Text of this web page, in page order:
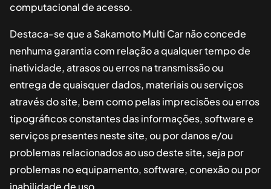
computacional de acesso.
Destaca-se que a Sakamoto Multi Carnão concede
nenhuma garantia com relação a qualquer tempo de
inatividade, atrasos ou erros na transmissão ou
entrega de quaisquer dados, materiais ou serviços
através do site, bem como pelas imprecisões ou erros
tipográficos constantes das informações, software e
serviços presentes neste site, ou por danos e/ou
problemas relacionados ao uso deste site, seja por
problemas no equipamento, software, conexão ou por
inabilidade de uso.